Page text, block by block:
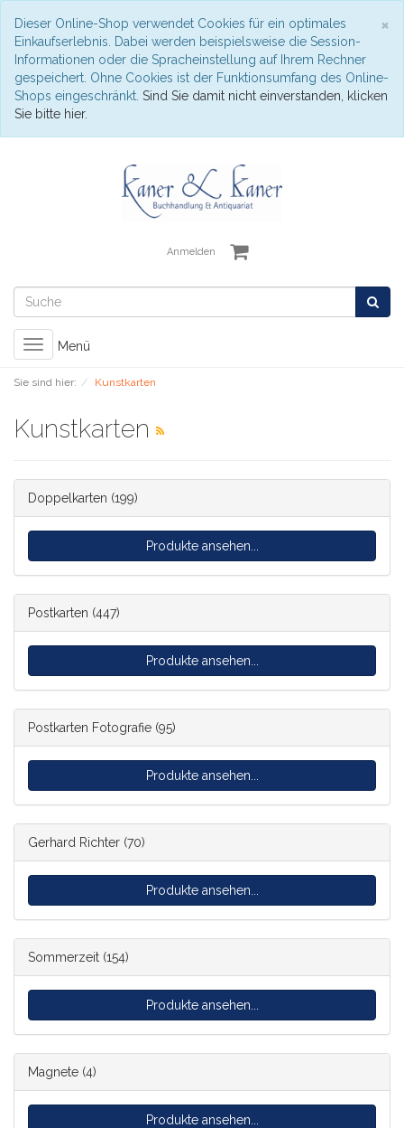
×
Dieser Online-Shop verwendet Cookies für ein optimales
Einkaufserlebnis. Dabei werden beispielsweise die Session-
Informationen oder die Spracheinstellung auf Ihrem Rechner
gespeichert. Ohne Cookies ist der Funktionsumfang des Online-
Shops eingeschränkt. Sind Sie damit nicht einverstanden, klicken
Sie bitte hier.
Anmelden
Toggle
navigation
Menü
Sie sind hier: Kunstkarten
Kunstkarten
Doppelkarten (199)
Produkte ansehen...
Postkarten (447)
Produkte ansehen...
Postkarten Fotografie (95)
Produkte ansehen...
Gerhard Richter (70)
Produkte ansehen...
Sommerzeit (154)
Produkte ansehen...
Magnete (4)
Produkte ansehen...